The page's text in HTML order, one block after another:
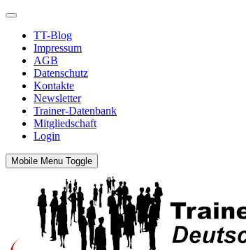
TT-Blog
Impressum
AGB
Datenschutz
Kontakte
Newsletter
Trainer-Datenbank
Mitgliedschaft
Login
Mobile Menu Toggle